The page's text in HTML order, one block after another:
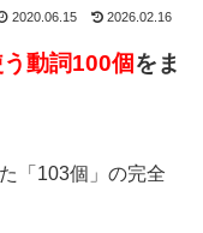
2020.06.15 2026.02.16
動詞100個 をま
「103個」の完全